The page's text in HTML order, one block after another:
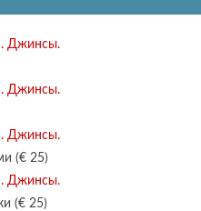
(€ 25)
(€ 25)